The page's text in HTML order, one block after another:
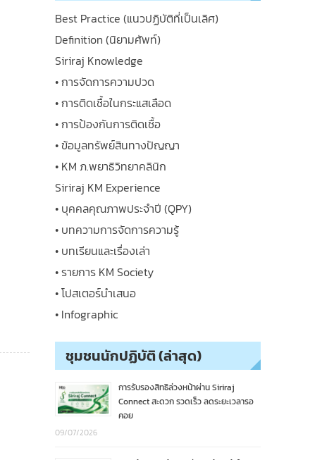
Best Practice (แนวปฏิบัติที่เป็นเลิศ)
Definition (นิยามศัพท์)
Siriraj Knowledge
• การจัดการความปวด
• การติดเชื้อในกระแสเลือด
• การป้องกันการติดเชื้อ
• ข้อมูลทรัพย์สินทางปัญญา
• KM ภ.พยาธิวิทยาคลินิก
Siriraj KM Experience
• บุคคลคุณภาพประจำปี (QPY)
• บทความการจัดการความรู้
• บทเรียนและเรื่องเล่า
• รายการ KM Society
• โปสเตอร์นำเสนอ
• Infographic
ชุมชนนักปฏิบัติ (ล่าสุด)
การรับรองสิทธิล่วงหน้าผ่าน Siriraj
Connect สะดวก รวดเร็ว ลดระยะเวลารอ
คอย
09/07/2026